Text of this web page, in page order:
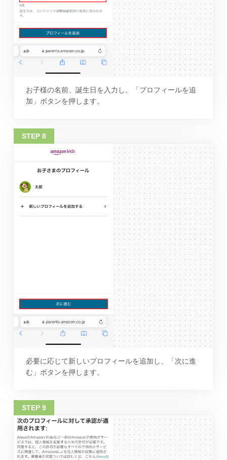
お子様の名前、誕生日を入力し、「プロフィールを追
加」ボタンを押します。
必要に応じて新しいプロフィールを追加し、「次に進
む」ボタンを押します。